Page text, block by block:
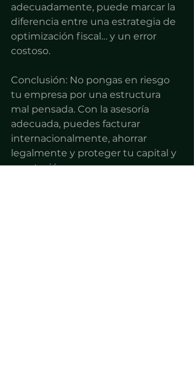
adecuadamente, puede marcar la
diferencia entre una estrategia de
optimización fiscal… y un error
costoso.
Conclusión: No pongas en riesgo
tu empresa por una estructura
mal pensada. Con la asesoría
adecuada, puedes facturar
internacionalmente, ahorrar
legalmente y proteger tu capital y
reputación.